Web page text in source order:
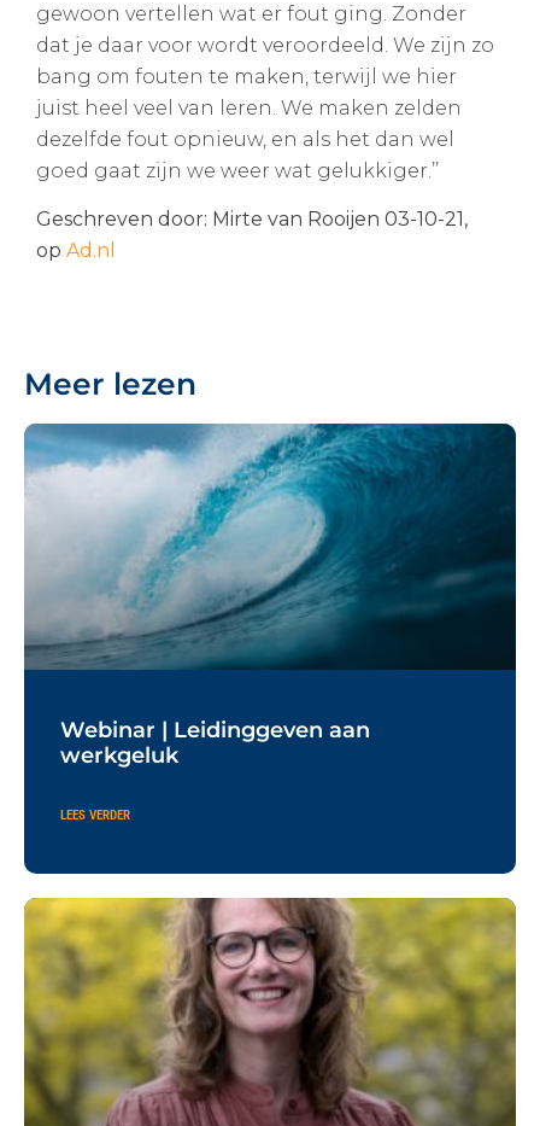
gewoon vertellen wat er fout ging. Zonder
dat je daar voor wordt veroordeeld. We zijn zo
bang om fouten te maken, terwijl we hier
juist heel veel van leren. We maken zelden
dezelfde fout opnieuw, en als het dan wel
goed gaat zijn we weer wat gelukkiger.’’
Geschreven door: Mirte van Rooijen 03-10-21,
op Ad.nl
Meer lezen
Webinar | Leidinggeven aan
werkgeluk
LEES VERDER